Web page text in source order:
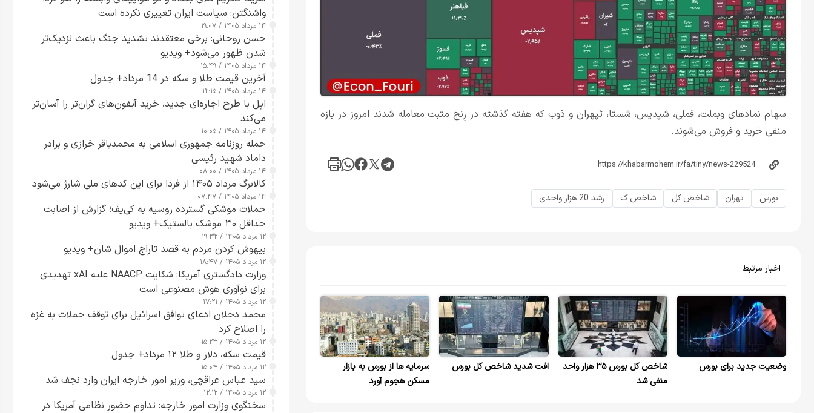
سهام نمادهای وبملت، فملی، شپدیس، شستا، ثپهران و ذوب که هفته گذشته در رِنج مثبت معامله شدند امروز در بازه
منفی خرید و فروش می‌شوند.
بورس تهران شاخص کل شاخص ک رشد 20 هزار واحدی
اخبار مرتبط
وضعیت جدید برای بورس
شاخص کل بورس ۳۵ هزار واحد
منفی شد
افت شدید شاخص کل بورس
سرمایه ها از بورس به بازار
مسکن هجوم آورد
واشنگتن: سیاست ایران تغییری نکرده است
۱۴ مرداد ۱۴۰۵ / ۱۹:۰۷
حسن روحانی: برخی معتقدند تشدید جنگ باعث نزدیک‌تر
شدن ظهور می‌شود+ ویدیو
۱۴ مرداد ۱۴۰۵ / ۱۵:۴۹
آخرین قیمت طلا و سکه در 14 مرداد+ جدول
۱۴ مرداد ۱۴۰۵ / ۱۲:۱۵
اپل با طرح اجاره‌ای جدید، خرید آیفون‌های گران‌تر را آسان‌تر
می‌کند
۱۴ مرداد ۱۴۰۵ / ۱۰:۰۵
حمله روزنامه جمهوری اسلامی به محمدباقر خرازی و برادر
داماد شهید رئیسی
۱۴ مرداد ۱۴۰۵ / ۰۸:۰۰
کالابرگ مرداد ۱۴۰۵ از فردا برای این کدهای ملی شارژ می‌شود
۱۴ مرداد ۱۴۰۵ / ۰۷:۴۷
حملات موشکی گسترده روسیه به کی‌یف؛ گزارش از اصابت
حداقل ۳۰ موشک بالستیک+ ویدیو
۱۲ مرداد ۱۴۰۵ / ۱۹:۳۲
بیهوش کردن مردم به قصد تاراج اموال شان+ ویدیو
۱۲ مرداد ۱۴۰۵ / ۱۸:۴۷
وزارت دادگستری آمریکا: شکایت NAACP علیه xAI تهدیدی
برای نوآوری هوش مصنوعی است
۱۲ مرداد ۱۴۰۵ / ۱۷:۲۱
محمد دحلان ادعای توافق اسرائیل برای توقف حملات به غزه
را اصلاح کرد
۱۲ مرداد ۱۴۰۵ / ۱۵:۲۳
قیمت سکه، دلار و طلا ۱۲ مرداد+ جدول
۱۲ مرداد ۱۴۰۵ / ۱۵:۰۴
سید عباس عراقچی، وزیر امور خارجه ایران وارد نجف شد
۱۲ مرداد ۱۴۰۵ / ۱۲:۱۲
سخنگوی وزارت امور خارجه: تداوم حضور نظامی آمریکا در